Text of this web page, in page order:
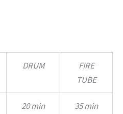
DRUM
FIRE
TUBE
20 min 35 min